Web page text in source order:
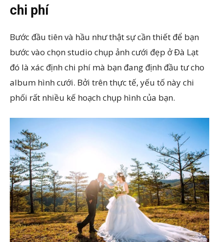
chi phí
Bước đầu tiên và hầu như thật sự cần thiết để bạn
bước vào chọn studio chụp ảnh cưới đẹp ở Đà Lạt
đó là xác định chi phí mà bạn đang định đầu tư cho
album hình cưới. Bởi trên thực tế, yếu tố này chi
phối rất nhiều kế hoạch chụp hình của bạn.